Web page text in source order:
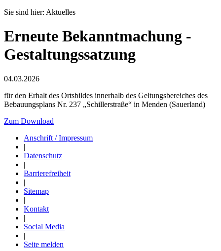
Sie sind hier: Aktuelles
Erneute Bekanntmachung -
Gestaltungssatzung
04.03.2026
für den Erhalt des Ortsbildes innerhalb des Geltungsbereiches des
Bebauungsplans Nr. 237 „Schillerstraße“ in Menden (Sauerland)
Zum Download
Anschrift / Impressum
|
Datenschutz
|
Barrierefreiheit
|
Sitemap
|
Kontakt
|
Social Media
|
Seite melden